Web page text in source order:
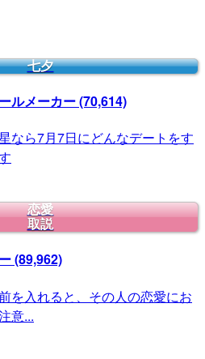
七夕
ルメーカー(70,614)
なら7月7日にどんなデートをす
恋愛
取説
(89,962)
を入れると、その人の恋愛にお
意...